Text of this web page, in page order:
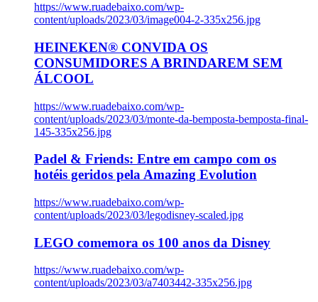
https://www.ruadebaixo.com/wp-
content/uploads/2023/03/image004-2-335x256.jpg
HEINEKEN® CONVIDA OS
CONSUMIDORES A BRINDAREM SEM
ÁLCOOL
https://www.ruadebaixo.com/wp-
content/uploads/2023/03/monte-da-bemposta-bemposta-final-
145-335x256.jpg
Padel & Friends: Entre em campo com os
hotéis geridos pela Amazing Evolution
https://www.ruadebaixo.com/wp-
content/uploads/2023/03/legodisney-scaled.jpg
LEGO comemora os 100 anos da Disney
https://www.ruadebaixo.com/wp-
content/uploads/2023/03/a7403442-335x256.jpg